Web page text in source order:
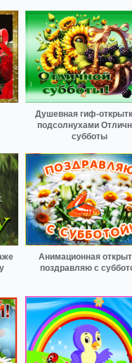
Душевная гиф-
подсолнухами
субботы
Анимационная
поздравляю с